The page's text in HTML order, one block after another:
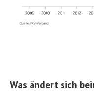
Was ändert sich